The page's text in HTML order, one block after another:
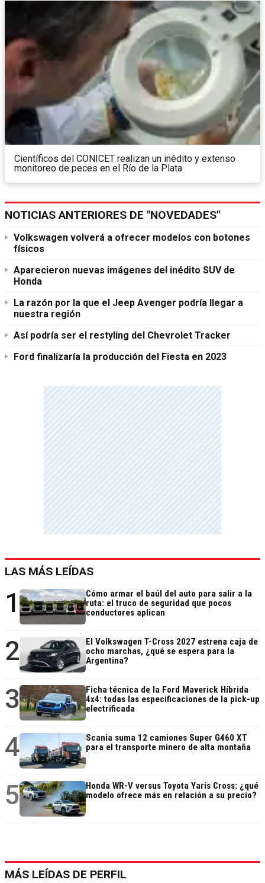
Científicos del CONICET realizan un inédito y extenso
monitoreo de peces en el Río de la Plata
NOTICIAS ANTERIORES DE "NOVEDADES"
Volkswagen volverá a ofrecer modelos con botones
físicos
Aparecieron nuevas imágenes del inédito SUV de
Honda
La razón por la que el Jeep Avenger podría llegar a
nuestra región
Así podría ser el restyling del Chevrolet Tracker
Ford finalizaría la producción del Fiesta en 2023
LAS MÁS LEÍDAS
1
Cómo armar el baúl del auto para salir a la
ruta: el truco de seguridad que pocos
conductores aplican
2
El Volkswagen T-Cross 2027 estrena caja de
ocho marchas, ¿qué se espera para la
Argentina?
3
Ficha técnica de la Ford Maverick Híbrida
4x4: todas las especificaciones de la pick-up
electrificada
4
Scania suma 12 camiones Super G460 XT
para el transporte minero de alta montaña
5
Honda WR-V versus Toyota Yaris Cross: ¿qué
modelo ofrece más en relación a su precio?
MÁS LEÍDAS DE PERFIL